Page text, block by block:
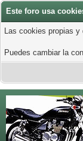
Este foro usa
Las cookies propias
Puedes cambiar la